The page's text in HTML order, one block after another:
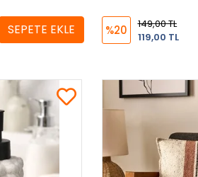
SEPETE EKLE %20
149,00 TL
119,00 TL